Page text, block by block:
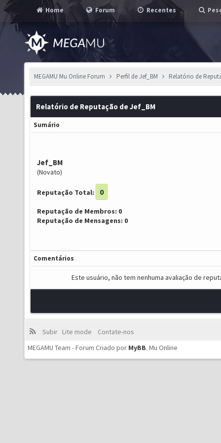
Home Forum Recentes
MEGAMU Mu Online Forum Perfil de Jef_BM Relatório de
Relatório de Reputação de Jef_BM
Sumário
Jef_BM
(Novato)
Reputação Total: 0
Reputação de Membros: 0
Reputação de Mensagens: 0
Comentários
Este usuário, não tem nenhuma avaliação de
Subir Lite mode
Contate-nos
MEGAMU Team - Forum Criado por MyBB. Mu Online